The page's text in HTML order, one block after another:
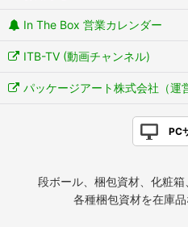
In The Box 営業カレンダー
ITB-TV (動画チャンネル)
パッケージアート株式会社（運
PC
段ボール、梱包資材、化粧
各種梱包資材を在庫